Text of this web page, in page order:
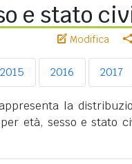
e stato
Modifica
2015 2016 2017
la
età, sesso e stato